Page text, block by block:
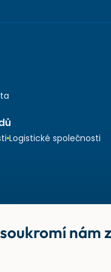
Logistické společnosti
nám